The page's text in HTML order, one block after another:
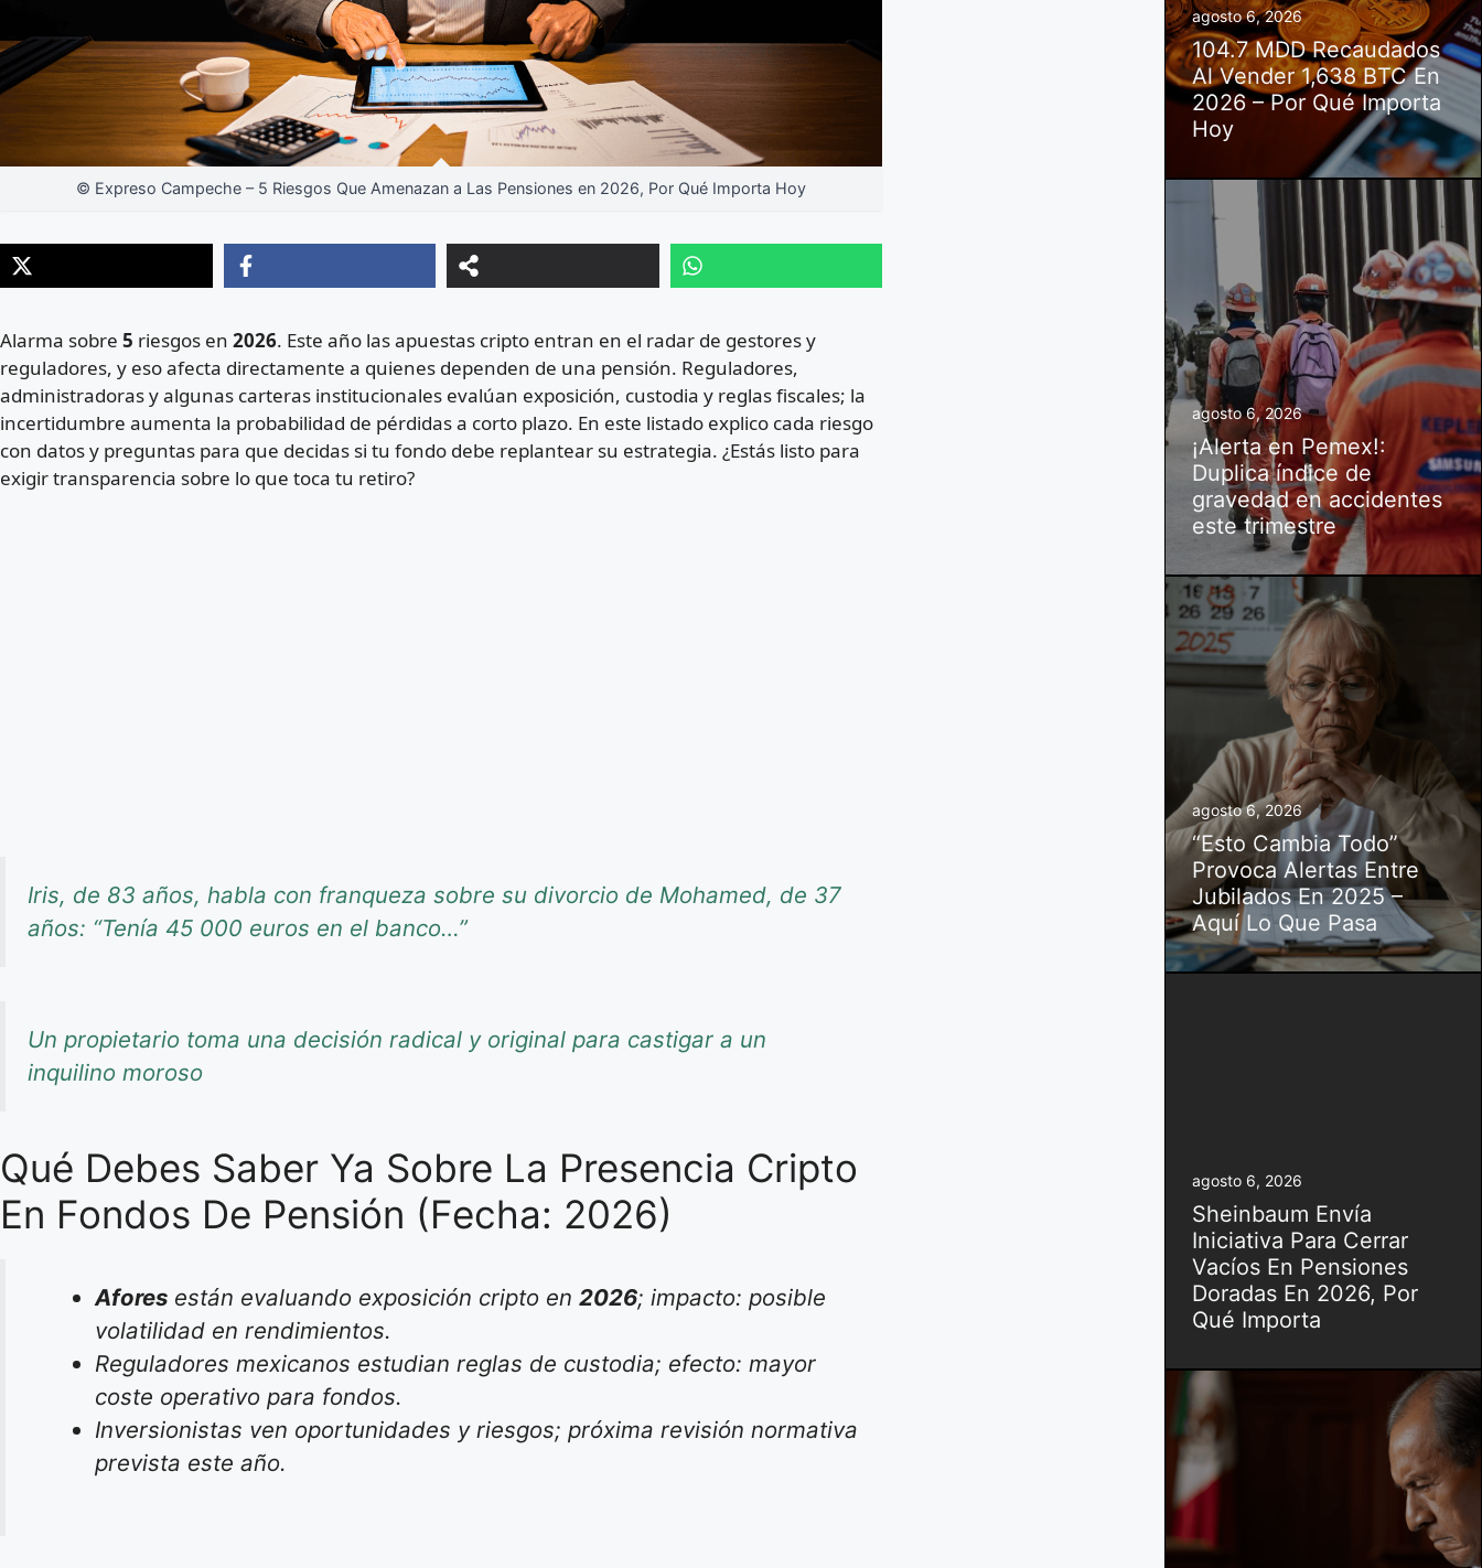
© Expreso Campeche – 5 Riesgos Que Amenazan a Las Pensiones en 2026, Por Qué Importa Hoy
Alarma sobre 5 riesgos en 2026. Este año las apuestas cripto entran en el radar de gestores y
reguladores, y eso afecta directamente a quienes dependen de una pensión. Reguladores,
administradoras y algunas carteras institucionales evalúan exposición, custodia y reglas fiscales; la
incertidumbre aumenta la probabilidad de pérdidas a corto plazo. En este listado explico cada riesgo
con datos y preguntas para que decidas si tu fondo debe replantear su estrategia. ¿Estás listo para
exigir transparencia sobre lo que toca tu retiro?
Iris, de 83 años, habla con franqueza sobre su divorcio de Mohamed, de 37
años: “Tenía 45 000 euros en el banco…”
Un propietario toma una decisión radical y original para castigar a un
inquilino moroso
Qué Debes Saber Ya Sobre La Presencia Cripto
En Fondos De Pensión (Fecha: 2026)
Afores están evaluando exposición cripto en2026; impacto: posible
volatilidad en rendimientos.
Reguladores mexicanos estudian reglas de custodia; efecto: mayor
coste operativo para fondos.
Inversionistas ven oportunidades y riesgos; próxima revisión normativa
prevista este año.
agosto 6, 2026
104.7 MDD Recaudados
Al Vender 1,638 BTC En
2026 – Por Qué Importa
Hoy
agosto 6, 2026
¡Alerta en Pemex!:
Duplica índice de
gravedad en accidentes
este trimestre
agosto 6, 2026
“Esto Cambia Todo”
Provoca Alertas Entre
Jubilados En 2025 –
Aquí Lo Que Pasa
agosto 6, 2026
Sheinbaum Envía
Iniciativa Para Cerrar
Vacíos En Pensiones
Doradas En 2026, Por
Qué Importa